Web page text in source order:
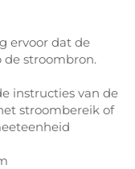
ervoor dat de
de stroombron.
instructies van de
stroombereik of